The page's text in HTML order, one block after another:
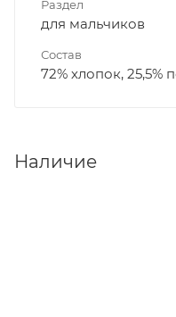
Раздел
для мальчиков
Состав
72% хлопок, 25,5%
Наличие